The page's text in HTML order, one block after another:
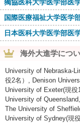
獨協医科大学医学部医
国際医療福祉大学医学
日本医科大学医学部医
海外大進学につ
University of Nebraska-
役2名）, Denison
University of Exeter(現役
University of
The University of
University of Sydney(現